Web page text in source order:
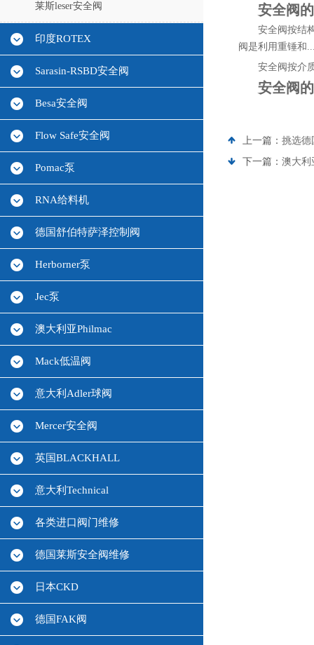
莱斯leser安全阀
印度ROTEX
Sarasin-RSBD安全阀
Besa安全阀
Flow Safe安全阀
Pomac泵
RNA给料机
德国舒伯特萨泽控制阀
Herborner泵
Jec泵
澳大利亚Philmac
Mack低温阀
意大利Adler球阀
Mercer安全阀
英国BLACKHALL
意大利Technical
各类进口阀门维修
德国莱斯安全阀维修
日本CKD
德国FAK阀
安全阀
安全阀按结
阀是利用重锤和
安全阀按介
安全阀
上一篇： 挑选德
下一篇： 澳大利